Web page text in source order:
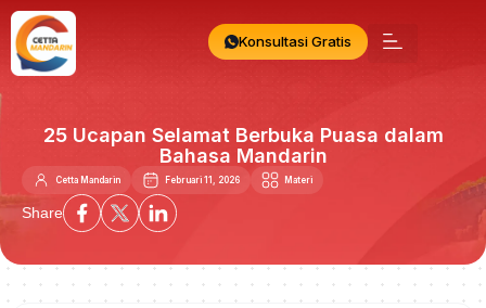
Konsultasi Gratis
25 Ucapan Selamat Berbuka Puasa dalam
Bahasa Mandarin
Cetta Mandarin Februari 11, 2026 Materi
Share